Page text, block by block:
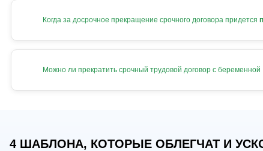
Когда за досрочное прекращение срочного договора придется
Можно ли прекратить срочный трудовой договор с беременной
4 ШАБЛОНА, КОТОРЫЕ ОБЛЕГЧАТ И